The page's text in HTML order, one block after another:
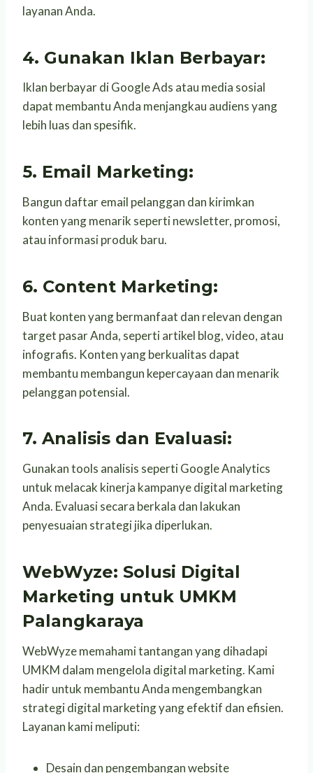
layanan Anda.
4. Gunakan Iklan Berbayar:
Iklan berbayar di Google Ads atau media sosial
dapat membantu Anda menjangkau audiens yang
lebih luas dan spesifik.
5. Email Marketing:
Bangun daftar email pelanggan dan kirimkan
konten yang menarik seperti newsletter, promosi,
atau informasi produk baru.
6. Content Marketing:
Buat konten yang bermanfaat dan relevan dengan
target pasar Anda, seperti artikel blog, video, atau
infografis. Konten yang berkualitas dapat
membantu membangun kepercayaan dan menarik
pelanggan potensial.
7. Analisis dan Evaluasi:
Gunakan tools analisis seperti Google Analytics
untuk melacak kinerja kampanye digital marketing
Anda. Evaluasi secara berkala dan lakukan
penyesuaian strategi jika diperlukan.
WebWyze: Solusi Digital
Marketing untuk UMKM
Palangkaraya
WebWyze memahami tantangan yang dihadapi
UMKM dalam mengelola digital marketing. Kami
hadir untuk membantu Anda mengembangkan
strategi digital marketing yang efektif dan efisien.
Layanan kami meliputi:
Desain dan pengembangan website